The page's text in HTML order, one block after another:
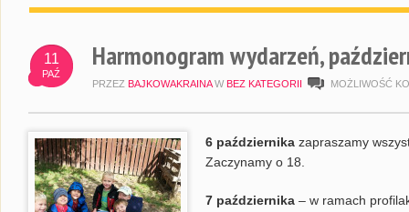
11
PAŹ
Harmonogram wydarzeń,
PRZEZ BAJKOWAKRAINA W BEZ KATEGORII MOŻLIWOŚĆ
6 października zapraszamy
Zaczynamy o 18.
7 października – w ramach